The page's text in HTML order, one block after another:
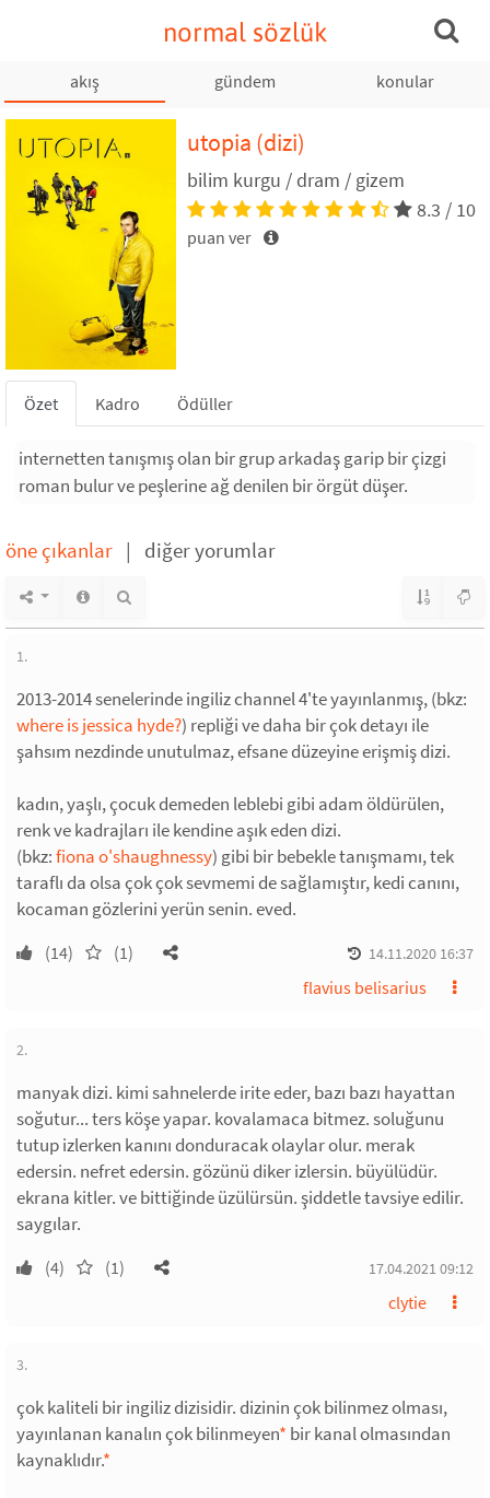
normal sözlük
akış gündem konular
utopia (dizi)
bilim kurgu / dram / gizem
8.3 / 10
puan ver
Özet Kadro Ödüller
internetten tanışmış olan bir grup arkadaş garip bir çizgi
roman bulur ve peşlerine ağ denilen bir örgüt düşer.
öne çıkanlar | diğer yorumlar
1.
2013-2014 senelerinde ingiliz channel 4'te yayınlanmış, (bkz:
where is jessica hyde?) repliği ve daha bir çok detayı ile
şahsım nezdinde unutulmaz, efsane düzeyine erişmiş dizi.
kadın, yaşlı, çocuk demeden leblebi gibi adam öldürülen,
renk ve kadrajları ile kendine aşık eden dizi.
(bkz:fiona o'shaughnessy) gibi bir bebekle tanışmamı, tek
taraflı da olsa çok çok sevmemi de sağlamıştır, kedi canını,
kocaman gözlerini yerün senin. eved.
(14) (1) 14.11.2020 16:37
flavius belisarius
2.
manyak dizi. kimi sahnelerde irite eder, bazı bazı hayattan
soğutur... ters köşe yapar. kovalamaca bitmez. soluğunu
tutup izlerken kanını donduracak olaylar olur. merak
edersin. nefret edersin. gözünü diker izlersin. büyülüdür.
ekrana kitler. ve bittiğinde üzülürsün. şiddetle tavsiye edilir.
saygılar.
(4) (1) 17.04.2021 09:12
clytie
3.
çok kaliteli bir ingiliz dizisidir. dizinin çok bilinmez olması,
yayınlanan kanalın çok bilinmeyen* bir kanal olmasından
kaynaklıdır.*